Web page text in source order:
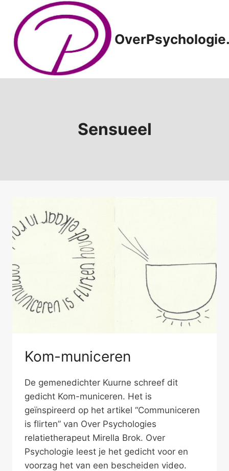
Doorgaan
inhoud
Sensueel
Kom-municeren
De gemenedichter Kuurne schreef dit
gedicht Kom-municeren. Het is
geïnspireerd op het artikel “Communiceren
is flirten” van Over Psychologies
relatietherapeut Mirella Brok. Over
Psychologie leest je het gedicht voor en
voorzag het van een bescheiden video.